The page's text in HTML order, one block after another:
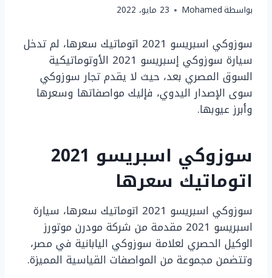
بواسطةMohamed 23 مايو، 2022
سوزوكي اسبريسو 2021 اتوماتيك سعرها، لم تدخل
سيارة سوزوكي إسبريسو 2021 الأوتوماتيكية
السوق المصري بعد، حيث لا يقدم تجار سوزوكي
سوى الإصدار اليدوي، فإليك مواصفاتها وسعرها
وأبرز عيوبها.
سوزوكي اسبريسو 2021
اتوماتيك سعرها
سوزوكي اسبريسو 2021 اتوماتيك سعرها، سيارة
اسبريسو 2021 مقدمة من شركة مودرن موتورز
الوكيل الحصري لعلامة سوزوكي اليابانية في مصر،
وتتضمن مجموعة من المواصفات القياسية المميزة.